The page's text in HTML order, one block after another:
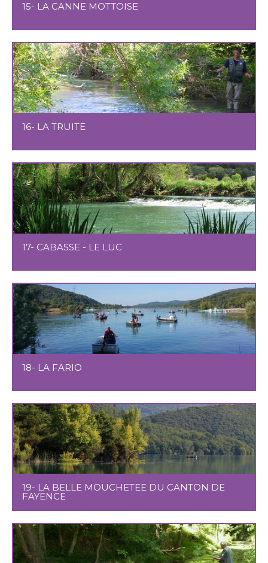
15- LA CANNE MOTTOISE
16- LA TRUITE
17- CABASSE - LE LUC
18- LA FARIO
19- LA BELLE MOUCHETEE DU CANTON DE
FAYENCE